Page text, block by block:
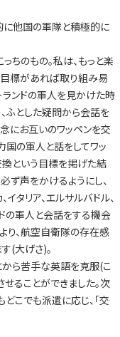
他国の軍隊と積極的に
ちのもの。私は、もっと楽
目標があれば取り組み易
ランドの軍人を見かけた時
ふとした疑問から会話を
にお互いのワッペンを交
国の軍人と話をしてワッ
換という目標を掲げた結
ず声をかけるようにし、
タリア、エルサルバドル、
の軍人と会話をする機会
り、航空自衛隊の存在感
(大げさ)。
から苦手な英語を克服(こ
ることができました。次
こでも派遣に応じ、「交